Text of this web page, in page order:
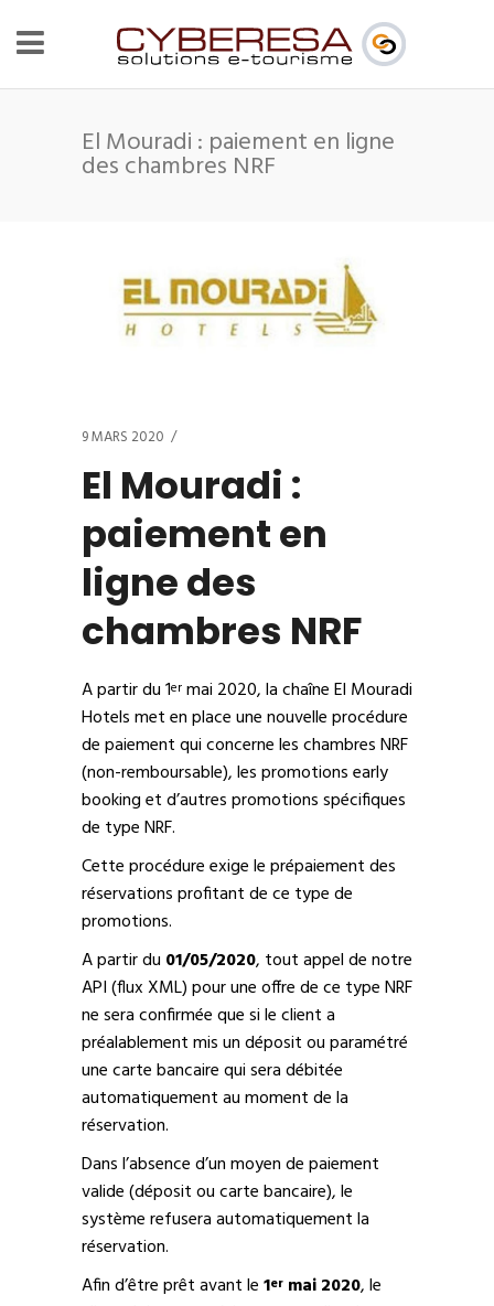
El Mouradi : paiement en ligne
des chambres NRF
9 MARS 2020
El Mouradi :
paiement en
ligne des
chambres NRF
A partir du 1er mai 2020, la chaîne El Mouradi
Hotels met en place une nouvelle procédure
de paiement qui concerne les chambres NRF
(non-remboursable), les promotions early
booking et d’autres promotions spécifiques
de type NRF.
Cette procédure exige le prépaiement des
réservations profitant de ce type de
promotions.
A partir du 01/05/2020, tout appel de notre
API (flux XML) pour une offre de ce type NRF
ne sera confirmée que si le client a
préalablement mis un déposit ou paramétré
une carte bancaire qui sera débitée
automatiquement au moment de la
réservation.
Dans l’absence d’un moyen de paiement
valide (déposit ou carte bancaire), le
système refusera automatiquement la
réservation.
Afin d’être prêt avant le1er mai 2020, le